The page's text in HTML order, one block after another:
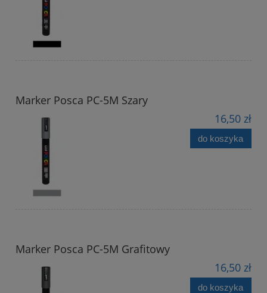
Marker Posca PC-5M Szary
16,50 zł
do koszyka
Marker Posca PC-5M Grafitowy
16,50 zł
do koszyka